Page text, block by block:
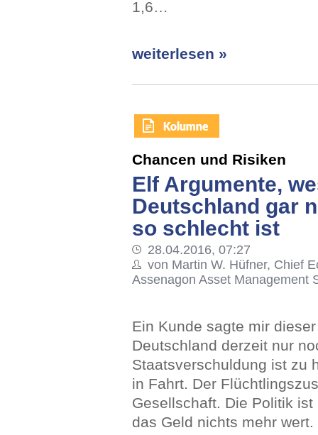
1,6…
weiterlesen »
Chancen und Risiken
Elf Argumente,
Deutschland gar
so schlecht ist
28.04.2016, 07:27
von Martin W. Hüfner, Chief
Assenagon Asset Management
Ein Kunde sagte mir
Deutschland derzeit nur
Staatsverschuldung ist zu
in Fahrt. Der
Gesellschaft. Die Politik
das Geld nichts mehr